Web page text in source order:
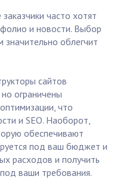
часто хотят
и новости. Выбор
облегчит
сайтов
ограничены
что
и SEO. Наоборот,
обеспечивают
под ваш бюджет и
расходов и получить
ваши требования.